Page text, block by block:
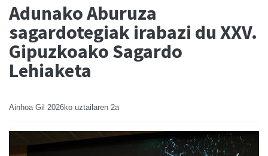
Adunako Aburuza
sagardotegiak irabazi du XXV.
Gipuzkoako Sagardo
Lehiaketa
Ainhoa Gil 2026ko uztailaren 2a